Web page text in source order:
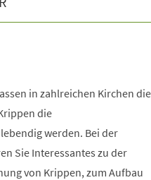
in zahlreichen Kirchen die
die
werden. Bei der
Sie Interessantes zu der
von Krippen, zum Aufbau